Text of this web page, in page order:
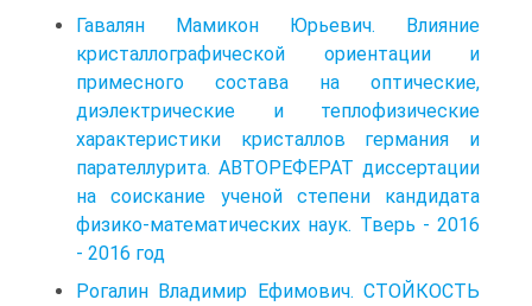
Гавалян Мамикон Юрьевич. Влияние
кристаллографической ориентации и
примесного состава на оптические,
диэлектрические и теплофизические
характеристики кристаллов германия и
парателлурита. АВТОРЕФЕРАТ диссертации
на соискание ученой степени кандидата
физико-математических наук. Тверь - 2016
- 2016 год
Рогалин Владимир Ефимович. СТОЙКОСТЬ